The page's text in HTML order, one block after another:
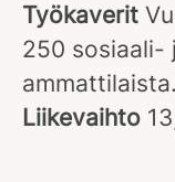
Työkaverit
250 sosiaali-
ammattilaista.
Liikevaihto